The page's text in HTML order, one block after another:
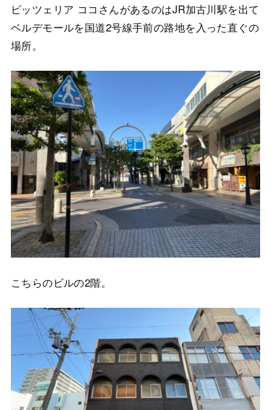
ピッツェリア ココさんがあるのはJR加古川駅を出て
ベルデモールを国道2号線手前の路地を入った直ぐの
場所。
こちらのビルの2階。